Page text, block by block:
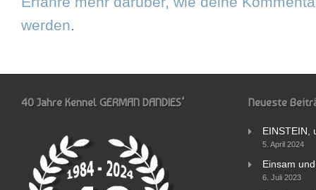
werden.
40 Jahre Kennel GERMAN DANDIES‘ Neueste
EINSTEIN,
5. April 2024
Einsam
6. Juli 2023